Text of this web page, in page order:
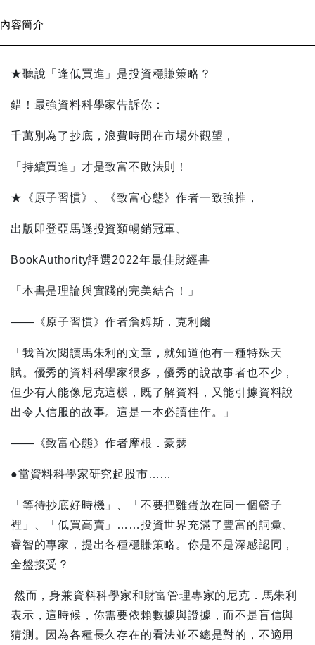
內容簡介
★聽說「逢低買進」是投資穩賺策略？
錯！最強資料科學家告訴你：
千萬別為了抄底，浪費時間在市場外觀望，
「持續買進」才是致富不敗法則！
★《原子習慣》、《致富心態》作者一致強推，
出版即登亞馬遜投資類暢銷冠軍、
BookAuthority評選2022年最佳財經書
「本書是理論與實踐的完美結合！」
――《原子習慣》作者詹姆斯．克利爾
「我首次閱讀馬朱利的文章，就知道他有一種特殊天
賦。優秀的資料科學家很多，優秀的說故事者也不少，
但少有人能像尼克這樣，既了解資料，又能引據資料說
出令人信服的故事。這是一本必讀佳作。」
――《致富心態》作者摩根．豪瑟
●當資料科學家研究起股市……
「等待抄底好時機」、「不要把雞蛋放在同一個籃子
裡」、「低買高賣」……投資世界充滿了豐富的詞彙、
睿智的專家，提出各種穩賺策略。你是不是深感認同，
全盤接受？
然而，身兼資料科學家和財富管理專家的尼克．馬朱利
表示，這時候，你需要依賴數據與證據，而不是盲信與
猜測。因為各種長久存在的看法並不總是對的，不適用